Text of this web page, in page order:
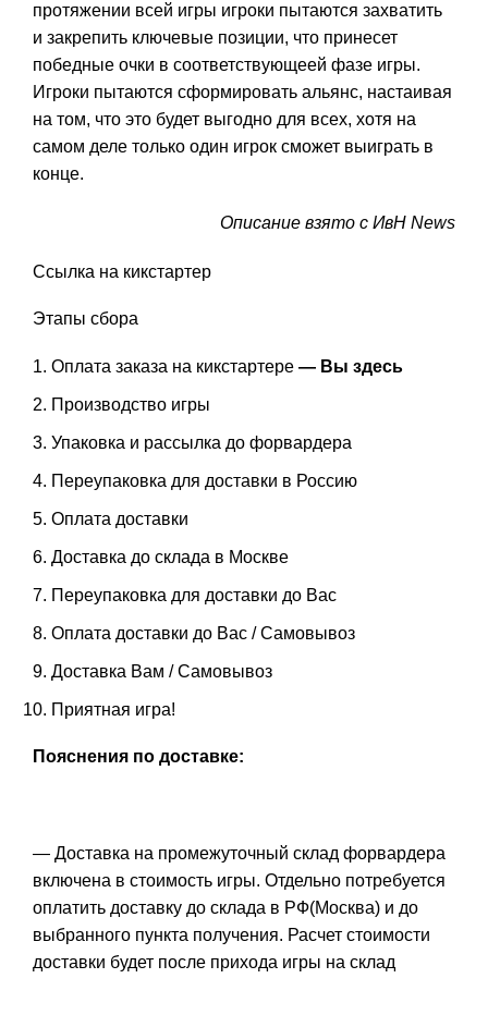
протяжении всей игры игроки пытаются захватить
и закрепить ключевые позиции, что принесет
победные очки в соответствующеей фазе игры.
Игроки пытаются сформировать альянс, настаивая
на том, что это будет выгодно для всех, хотя на
самом деле только один игрок сможет выиграть в
конце.
Описание взято с ИвН News
Ссылка на кикстартер
Этапы сбора
Оплата заказа на кикстартере — Вы здесь
Производство игры
Упаковка и рассылка до форвардера
Переупаковка для доставки в Россию
Оплата доставки
Доставка до склада в Москве
Переупаковка для доставки до Вас
Оплата доставки до Вас / Самовывоз
Доставка Вам / Самовывоз
Приятная игра!
Пояснения по доставке:
— Доставка на промежуточный склад форвардера
включена в стоимость игры. Отдельно потребуется
оплатить доставку до склада в РФ(Москва) и до
выбранного пункта получения. Расчет стоимости
доставки будет после прихода игры на склад